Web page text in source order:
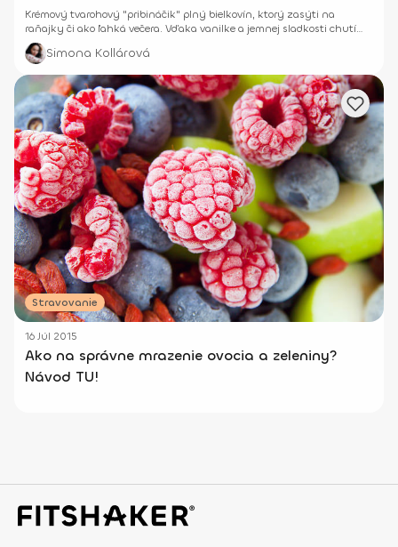
Krémový tvarohový "pribináčik" plný bielkovín, ktorý zasýti na
raňajky či ako ľahká večera. Vďaka vanilke a jemnej sladkosti chutí
ako "dezert", no zároveň telu dodá poriadnu dávku kvalitných živín.
Simona Kollárová
Stravovanie
16 Júl 2015
Ako na správne mrazenie ovocia a zeleniny?
Návod TU!